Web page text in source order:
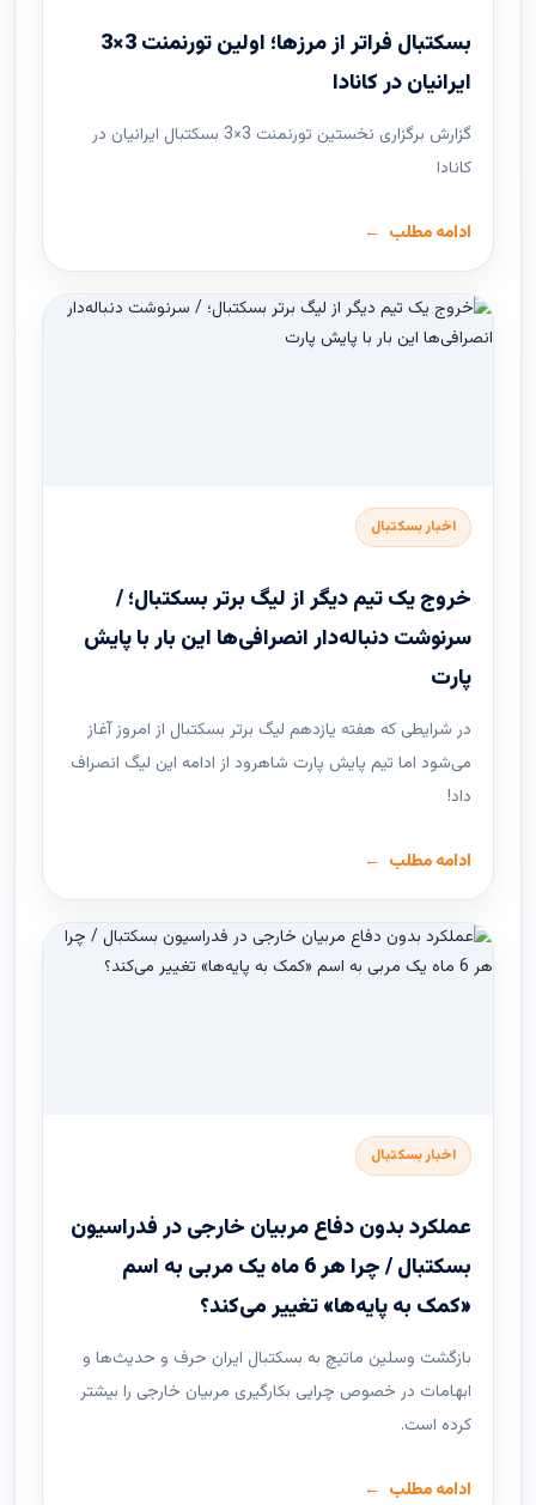
بسکتبال فراتر از مرزها؛ اولین تورنمنت 3×3
ایرانیان در کانادا
گزارش برگزاری نخستین تورنمنت 3×3 بسکتبال ایرانیان در
کانادا
ادامه مطلب
اخبار بسکتبال
خروج یک تیم دیگر از لیگ برتر بسکتبال؛ /
سرنوشت دنباله‌دار انصرافی‌ها این بار با پایش
پارت
در شرایطی که هفته یازدهم لیگ ‌برتر بسکتبال از امروز آغاز
می‌شود اما تیم پایش پارت شاهرود از ادامه این لیگ انصراف
داد!
ادامه مطلب
اخبار بسکتبال
عملکرد بدون دفاع مربیان خارجی در فدراسیون
بسکتبال / چرا هر 6 ماه یک مربی به اسم
«کمک به پایه‌ها» تغییر می‌کند؟
بازگشت وسلین ماتیچ به بسکتبال ایران حرف و حدیث‌ها و
ابهامات در خصوص چرایی بکارگیری مربیان خارجی را بیشتر
کرده است.
ادامه مطلب